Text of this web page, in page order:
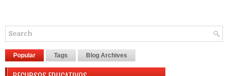
Popular Tags Blog Archives